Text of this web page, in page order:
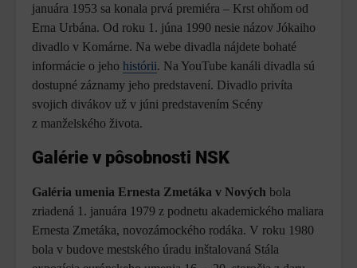
januára 1953 sa konala prvá premiéra – Krst ohňom od
Erna Urbána. Od roku 1. júna 1990 nesie názov Jókaiho
divadlo v Komárne. Na webe divadla nájdete bohaté
informácie o jeho histórii. Na YouTube kanáli divadla sú
dostupné záznamy jeho predstavení. Divadlo privíta
svojich divákov už v júni predstavením Scény
z manželského života.
Galérie v pôsobnosti NSK
Galéria umenia Ernesta Zmetáka v Nových bola
zriadená 1. januára 1979 z podnetu akademického maliara
Ernesta Zmetáka, novozámockého rodáka. V roku 1980
bola v budove mestského úradu inštalovaná Stála